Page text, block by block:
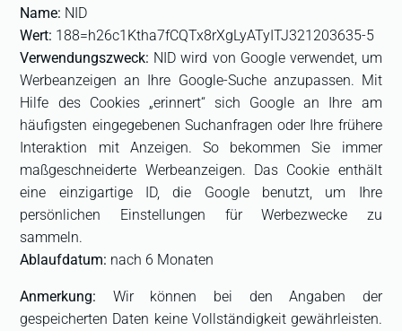
Name: NID
Wert: 188=h26c1Ktha7fCQTx8rXgLyATyITJ321203635-5
Verwendungszweck: NID wird von Google verwendet, um
Werbeanzeigen an Ihre Google-Suche anzupassen. Mit
Hilfe des Cookies „erinnert“ sich Google an Ihre am
häufigsten eingegebenen Suchanfragen oder Ihre frühere
Interaktion mit Anzeigen. So bekommen Sie immer
maßgeschneiderte Werbeanzeigen. Das Cookie enthält
eine einzigartige ID, die Google benutzt, um Ihre
persönlichen Einstellungen für Werbezwecke zu
sammeln.
Ablaufdatum: nach 6 Monaten
Anmerkung: Wir können bei den Angaben der
gespeicherten Daten keine Vollständigkeit gewährleisten.